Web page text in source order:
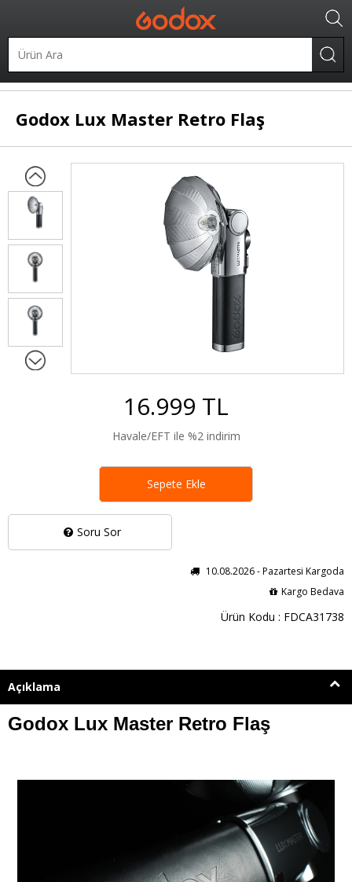
Godox Lux Master Retro Flaş
Soru Sor
16.999 TL
Havale/EFT ile %2 indirim
10.08.2026 - Pazartesi Kargoda
Kargo Bedava
Ürün Kodu : FDCA31738
Sepete Ekle
Açıklama
Godox Lux Master Retro Flaş